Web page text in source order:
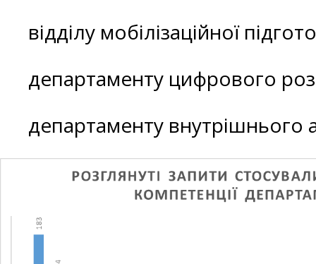
відділу мобілізаційної
департаменту цифрового
департаменту внутрішнього